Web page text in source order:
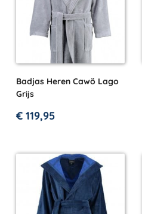
Badjas Heren Cawö Lago
Grijs
€ 119,95